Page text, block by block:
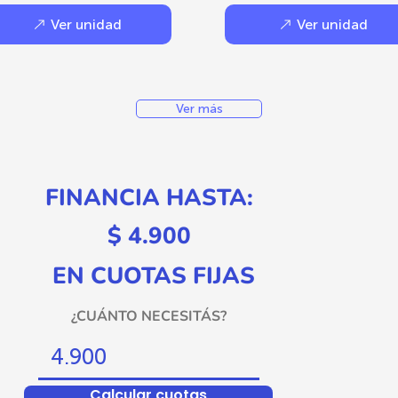
Ver unidad Ver unidad
Ver más
FINANCIA HASTA:
$ 4.900
EN CUOTAS FIJAS
¿CUÁNTO NECESITÁS?